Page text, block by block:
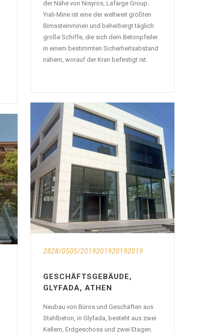
der Nähe von Nisyros, Lafarge Group.
Yiali-Mine ist eine der weltweit größten
Bimssteinminen und beherbergt täglich
große Schiffe, die sich dem Betonpfeiler
in einem bestimmten Sicherheitsabstand
nähern, worauf der Kran befestigt ist.
2828/0505/2019201920192019
GESCHÄFTSGEBÄUDE,
GLYFADA, ATHEN
Neubau von Büros und Geschäften aus
Stahlbeton, in Glyfada, besteht aus zwei
Kellern, Erdgeschoss und zwei Etagen.